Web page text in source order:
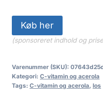
114.95 kr..
Køb her
(sponsoreret indhold og
Varenummer (SKU):
Kategori: C-vitamin og acerola
Tags: C-vitamin og acerola, los